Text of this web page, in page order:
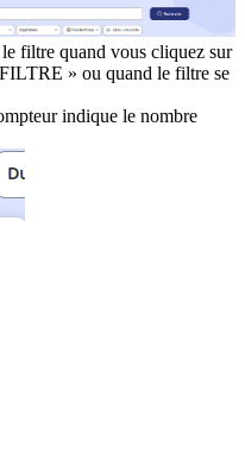
filtre quand vous cliquez sur
» ou quand le filtre se
indique le nombre